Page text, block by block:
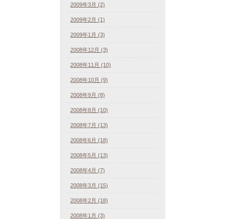
2009年3月 (2)
2009年2月 (1)
2009年1月 (3)
2008年12月 (3)
2008年11月 (10)
2008年10月 (9)
2008年9月 (8)
2008年8月 (10)
2008年7月 (13)
2008年6月 (18)
2008年5月 (13)
2008年4月 (7)
2008年3月 (15)
2008年2月 (18)
2008年1月 (3)